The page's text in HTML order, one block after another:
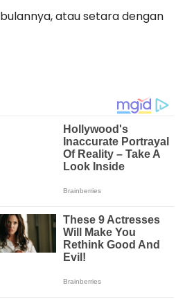
atau setara dengan